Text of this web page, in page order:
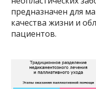
предназначен для
качества жизни и
пациентов.